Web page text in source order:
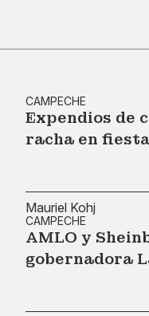
CAMPECHE
Expendios de
racha en
Mauriel Kohj
CAMPECHE
AMLO y
gobernadora